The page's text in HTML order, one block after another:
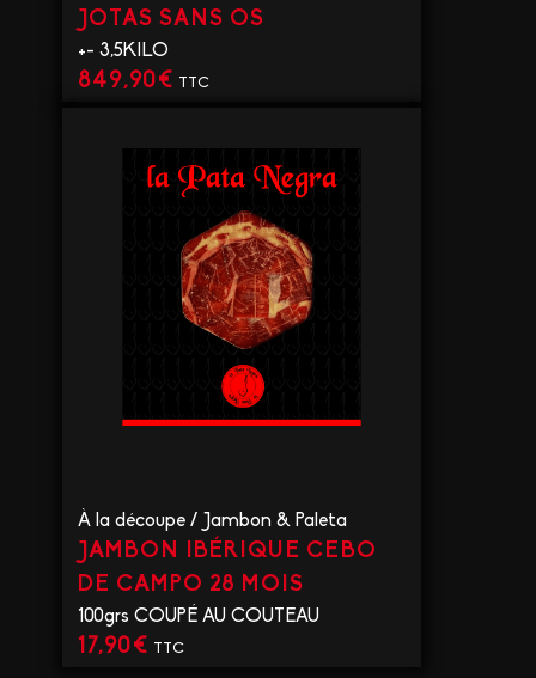
JOTAS SANS OS
+- 3,5KILO
849,90€ TTC
À la découpe/ Jambon & Paleta
JAMBON IBÉRIQUE CEBO
DE CAMPO 28 MOIS
100grs COUPÉ AU COUTEAU
17,90€ TTC